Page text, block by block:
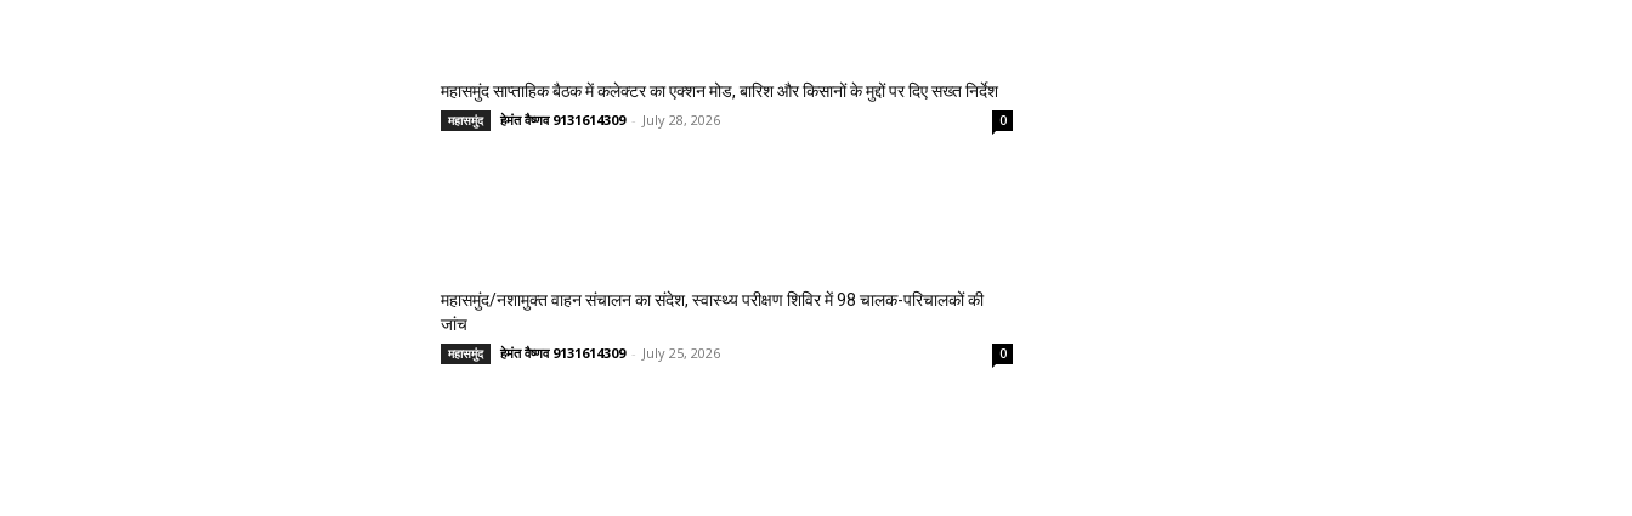
महासमुंद साप्ताहिक बैठक में कलेक्टर का एक्शन मोड, बारिश और किसानों के मुद्दों पर दिए सख्त निर्देश
महासमुंद हेमंत वैष्णव 9131614309 - July 28, 2026 0
महासमुंद/नशामुक्त वाहन संचालन का संदेश, स्वास्थ्य परीक्षण शिविर में 98 चालक-परिचालकों की
जांच
महासमुंद हेमंत वैष्णव 9131614309 - July 25, 2026 0